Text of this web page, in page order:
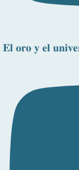
𝐄𝐥 𝐨𝐫𝐨 𝐲 𝐞𝐥